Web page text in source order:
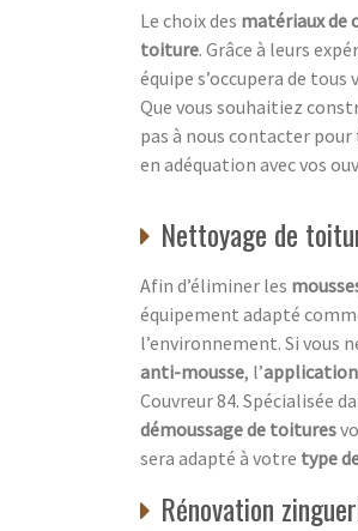
Le choix des matériaux de
toiture. Grâce à leurs
équipe s’occupera de tous
Que vous souhaitiez
pas à nous contacter
en adéquation avec vos
Nettoyage de
Afin d’éliminer les
équipement adapté
l’environnement. Si vous
anti-mousse, l’
Couvreur 84. Spécialisée
démoussage de toitures
sera adapté à votre type
Rénovation